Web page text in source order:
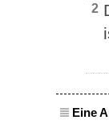
2
Eine